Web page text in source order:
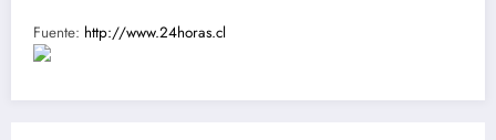
Fuente: http://www.24horas.cl